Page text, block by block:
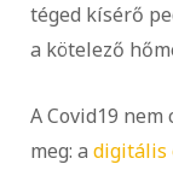
téged kísérő
a kötelező
A Covid19
meg: a digitális